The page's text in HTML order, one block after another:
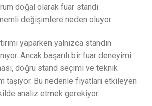
doğal olarak fuar standı
değişimlere neden oluyor.
yaparken yalnızca standın
Ancak başarılı bir fuar deneyimi
doğru stand seçimi ve teknik
taşıyor. Bu nedenle fiyatları etkileyen
analiz etmek gerekiyor.